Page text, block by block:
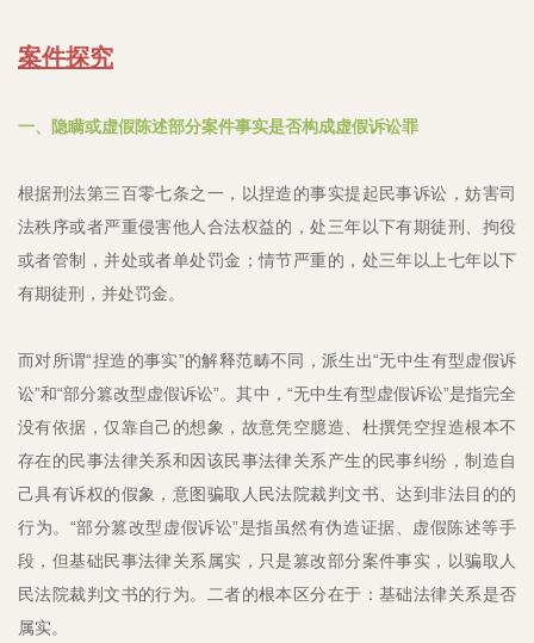
案件探究
一、隐瞒或虚假陈述部分案件事实是否构成虚假诉讼罪
根据刑法第三百零七条之一，以捏造的事实提起民事诉讼，妨害司
法秩序或者严重侵害他人合法权益的，处三年以下有期徒刑、拘役
或者管制，并处或者单处罚金；情节严重的，处三年以上七年以下
有期徒刑，并处罚金。
而对所谓“捏造的事实”的解释范畴不同，派生出“无中生有型虚假诉
讼”和“部分篡改型虚假诉讼”。其中，“无中生有型虚假诉讼”是指完全
没有依据，仅靠自己的想象，故意凭空臆造、杜撰凭空捏造根本不
存在的民事法律关系和因该民事法律关系产生的民事纠纷，制造自
己具有诉权的假象，意图骗取人民法院裁判文书、达到非法目的的
行为。“部分篡改型虚假诉讼”是指虽然有伪造证据、虚假陈述等手
段，但基础民事法律关系属实，只是篡改部分案件事实，以骗取人
民法院裁判文书的行为。二者的根本区分在于：基础法律关系是否
属实。